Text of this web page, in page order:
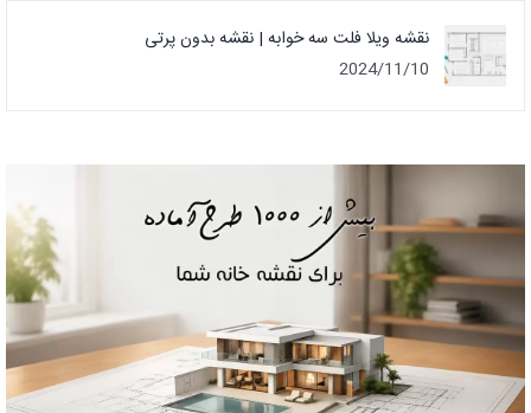
نقشه ویلا فلت سه خوابه | نقشه بدون پرتی
2024/11/10